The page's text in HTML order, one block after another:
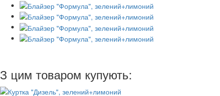
З цим товаром купують: